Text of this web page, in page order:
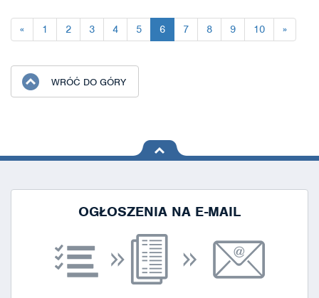
« 1 2 3 4 5 6 7 8 9 10 »
WRÓĆ DO GÓRY
na górę
OGŁOSZENIA NA E-MAIL